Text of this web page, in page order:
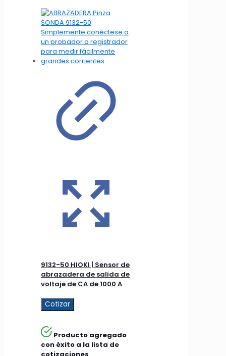
9132-50 HIOKI | Sensor de
abrazadera de salida de
voltaje de CA de 1000 A
Cotizar
Producto agregado
con éxito a la lista de